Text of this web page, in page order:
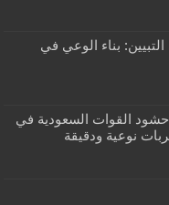
بناء الوعي في
القوات السعودية في
نوعية ودقيقة